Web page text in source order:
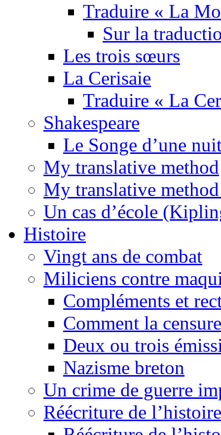
Traduire « La
Sur la
Les trois sœurs
La Cerisaie
Traduire « La
Shakespeare
Le Songe d’une
My translative method
My translative
Un cas d’école
Histoire
Vingt ans de combat
Miliciens contre
Compléments et
Comment la
Deux ou trois
Nazisme breton
Un crime de guerre
Réécriture de